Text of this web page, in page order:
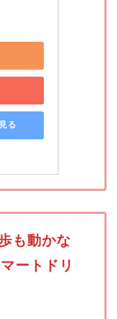
る
も動かな
ートドリ